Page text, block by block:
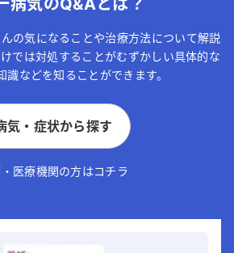
病気のQ&Aとは？
の気になることや治療方法について解説
では対処することがむずかしい具体的な
識などを知ることができます。
気・症状から探す
医療機関の方はコチラ